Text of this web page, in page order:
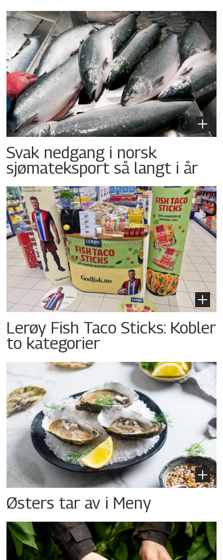
Svak nedgang i norsk
sjømateksport så langt i år
Lerøy Fish Taco Sticks: Kobler
to kategorier
Østers tar av i Meny